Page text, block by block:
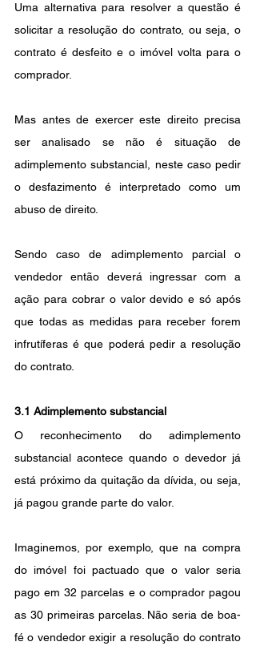
Uma alternativa para resolver a questão é
solicitar a resolução do contrato, ou seja, o
contrato é desfeito e o imóvel volta para o
comprador.
Mas antes de exercer este direito precisa
ser analisado se não é situação de
adimplemento substancial, neste caso pedir
o desfazimento é interpretado como um
abuso de direito.
Sendo caso de adimplemento parcial o
vendedor então deverá ingressar com a
ação para cobrar o valor devido e só após
que todas as medidas para receber forem
infrutíferas é que poderá pedir a resolução
do contrato.
3.1 Adimplemento substancial
O reconhecimento do adimplemento
substancial acontece quando o devedor já
está próximo da quitação da dívida, ou seja,
já pagou grande parte do valor.
Imaginemos, por exemplo, que na compra
do imóvel foi pactuado que o valor seria
pago em 32 parcelas e o comprador pagou
as 30 primeiras parcelas. Não seria de boa-
fé o vendedor exigir a resolução do contrato